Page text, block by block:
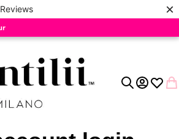
Reviews ×
Account